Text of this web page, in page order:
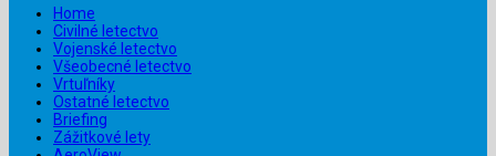
Home
Civilné letectvo
Vojenské letectvo
Všeobecné letectvo
Vrtuľníky
Ostatné letectvo
Briefing
Zážitkové lety